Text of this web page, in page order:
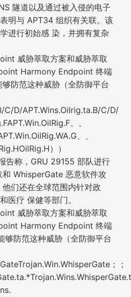
隧道以及通过被入侵的电子
明与 APT34 组织有关联。该
进行初始感 染，并拥有复杂
威胁萃取方案和威胁萃取
Harmony Endpoint 终端
防范这种威胁（全防御平台
C/D/APT.Wins.Oilrig.ta.B/C/D/
、、
、、
））
告称，GRU 29155 部队进行
和 WhisperGate 恶意软件攻
们还在全球范围内针对政
医疗 保健等部门。
威胁萃取方案和威胁萃取
Harmony Endpoint 终端
够防范这种威胁（全防御平台
；；